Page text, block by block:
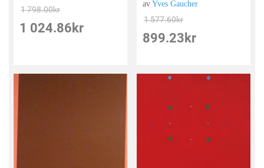
1 798.00kr
1 024.86 kr
avYves Gaucher
1 577.60kr
899.23 kr